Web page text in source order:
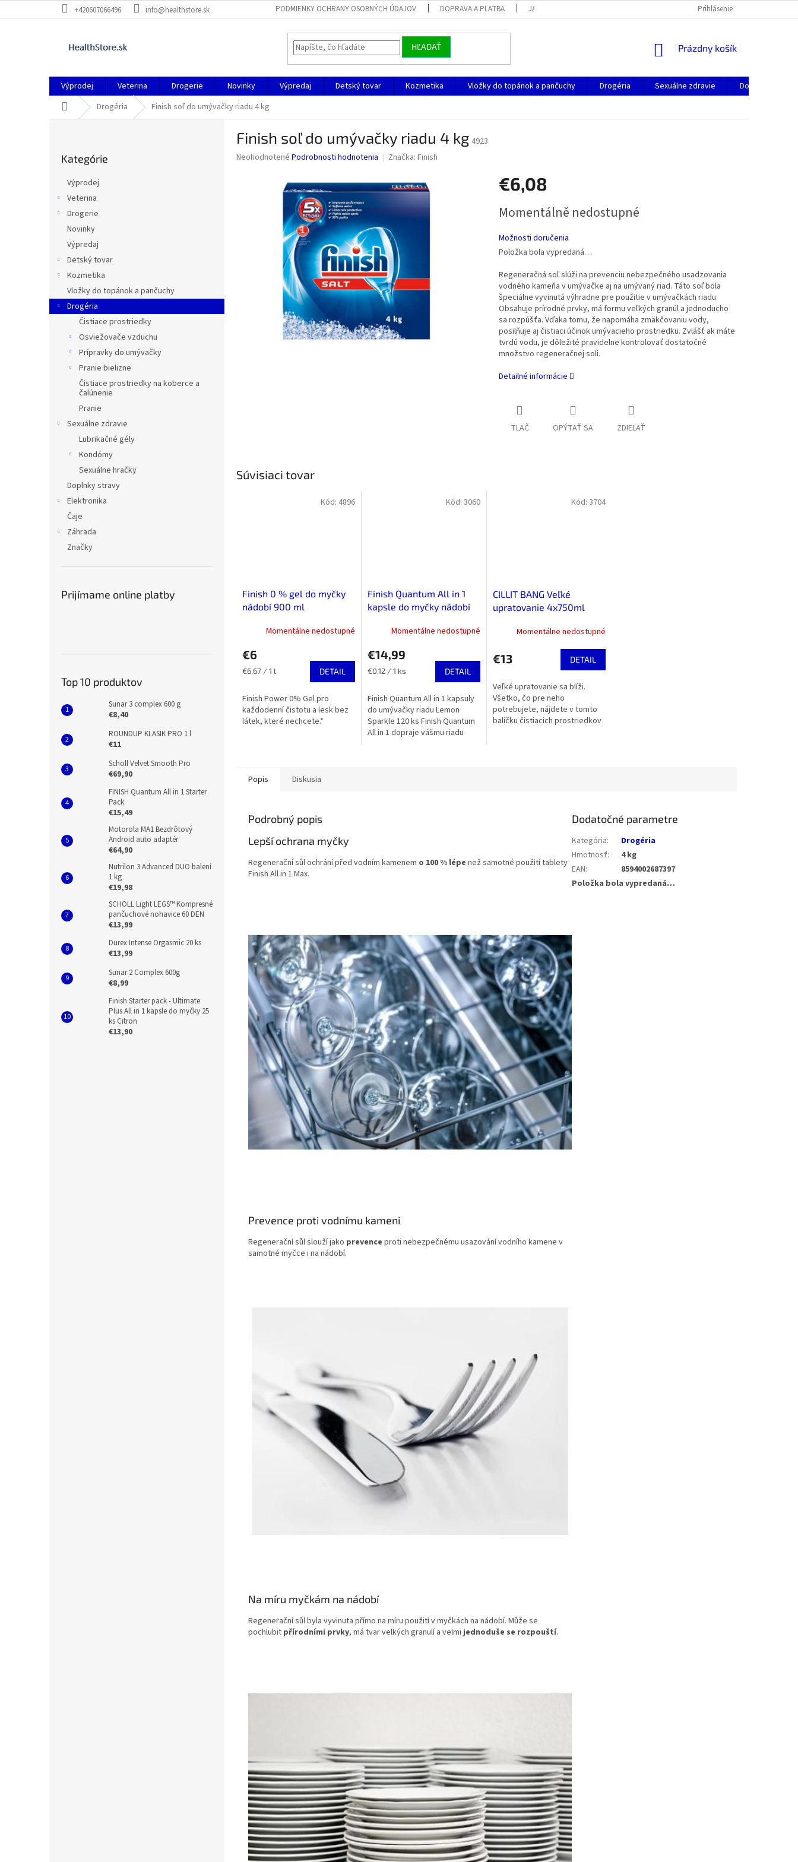
na
+420607066496 info@healthstore.sk PODMIENKY OCHRANY OSOBNÝCH ÚDAJOV DOPRAVA A PLATBA JAK REKLAMOVAT ZBOŽÍ VŠEOBECNÉ OBCHODNÉ PODMIENKY
Prihlásenie
HĽADAŤ
NÁKUPNÝ
Prázdny košík
Výprodej Veterina Drogerie Novinky Výpredaj Detský tovar Kozmetika Vložky do topánok a pančuchy Drogéria Sexuálne zdravie
Doplnky stravy
DomovDrogéria Finish soľ do umývačky riadu 4 kg
kategórie
Kategórie
Výprodej
Veterina
Drogerie
Novinky
Výpredaj
Detský tovar
Kozmetika
Vložky do topánok a pančuchy
Drogéria
Čistiace prostriedky
Osviežovače vzduchu
Prípravky do umývačky
Pranie bielizne
Čistiace prostriedky na koberce a
čalúnenie
Pranie
Sexuálne zdravie
Lubrikačné gély
Kondómy
Sexuálne hračky
Doplnky stravy
Elektronika
Čaje
Záhrada
Značky
Prijímame online platby
Top 10 produktov
Sunar 3 complex 600 g
€8,40
ROUNDUP KLASIK PRO 1 l
€11
Scholl Velvet Smooth Pro
€69,90
FINISH Quantum All in 1 Starter
Pack
€15,49
Motorola MA1 Bezdrôtový
Android auto adaptér
€64,90
Nutrilon 3 Advanced DUO balení
1 kg
€19,98
SCHOLL Light LEGS™ Kompresné
pančuchové nohavice 60 DEN
€13,99
Durex Intense Orgasmic 20 ks
€13,99
Sunar 2 Complex 600g
€8,99
Finish Starter pack - Ultimate
Plus All in 1 kapsle do myčky 25
ks Citron
€13,90
Finish soľ do umývačky riadu 4 kg 4923
Priemerné
Neohodnotené Podrobnosti hodnotenia Značka: Finish
€6,08
cena:
Momentálně nedostupné
Možnosti doručenia
Položka bola vypredaná…
Regeneračná soľ slúži na prevenciu nebezpečného usadzovania
vodného kameňa v umývačke aj na umývaný riad. Táto soľ bola
špeciálne vyvinutá výhradne pre použitie v umývačkách riadu.
Obsahuje prírodné prvky, má formu veľkých granúl a jednoducho
sa rozpúšťa. Vďaka tomu, že napomáha zmäkčovaniu vody,
posilňuje aj čistiaci účinok umývacieho prostriedku. Zvlášť ak máte
tvrdú vodu, je dôležité pravidelne kontrolovať dostatočné
množstvo regeneračnej soli.
Detailné informácie
TLAČ OPÝTAŤ SA ZDIEĽAŤ
Súvisiaci tovar
Finish 0 % gel do myčky
nádobí 900 ml
Momentálne nedostupné
€6
Jednotková
€6,67 / 1 l DETAIL
Finish Power 0% Gel pro
každodenní čistotu a lesk bez
látek, které nechcete.*
Kód: 4896
Finish Quantum All in 1
kapsle do myčky nádobí
Momentálne nedostupné
€14,99
Jednotková
€0,12 / 1 ks DETAIL
Finish Quantum All in 1 kapsuly
do umývačky riadu Lemon
Sparkle 120 ks Finish Quantum
All in 1 dopraje vášmu riadu
Kód: 3060
CILLIT BANG Veľké
upratovanie 4x750ml
Momentálne nedostupné
€13 DETAIL
Veľké upratovanie sa blíži.
Všetko, čo pre neho
potrebujete, nájdete v tomto
balíčku čistiacich prostriedkov
Kód:3704
Popis Diskusia
Podrobný popis
Lepší ochrana myčky
Regenerační sůl ochrání před vodním kamenem o 100 % lépe než samotné použití tablety
Finish All in 1 Max.
Prevence proti vodnímu kameni
Regenerační sůl slouží jako prevence proti nebezpečnému usazování vodního kamene v
samotné myčce i na nádobí.
Na míru myčkám na nádobí
Regenerační sůl byla vyvinuta přímo na míru použití v myčkách na nádobí. Může se
pochlubit přírodními prvky, má tvar velkých granulí a velmijednoduše se rozpouští.
Dodatočné parametre
Kategória:
Drogéria
Hmotnosť:
4 kg
EAN:
8594002687397
Položka bola vypredaná…